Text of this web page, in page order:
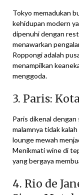
Tokyo memadukan
kehidupan modern
dipenuhi dengan
menawarkan
Roppongi adalah
menampilkan
menggoda.
3. Paris:
Paris dikenal
malamnya tidak
lounge mewah
Menikmati wine di
yang bergaya
4. Rio de